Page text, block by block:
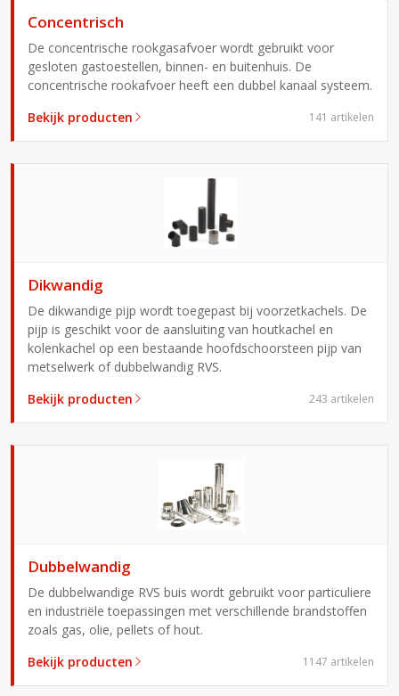
Concentrisch
De concentrische rookgasafvoer wordt gebruikt voor
gesloten gastoestellen, binnen- en buitenhuis. De
concentrische rookafvoer heeft een dubbel kanaal systeem.
Bekijk producten
141 artikelen
Dikwandig
De dikwandige pijp wordt toegepast bij voorzetkachels. De
pijp is geschikt voor de aansluiting van houtkachel en
kolenkachel op een bestaande hoofdschoorsteen pijp van
metselwerk of dubbelwandig RVS.
Bekijk producten
243 artikelen
Dubbelwandig
De dubbelwandige RVS buis wordt gebruikt voor particuliere
en in­dus­triële toepassingen met ver­schil­lende brand­stoffen
zoals gas, olie, pellets of hout.
Bekijk producten
1147 artikelen